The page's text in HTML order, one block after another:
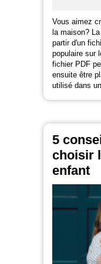
Vous aimez
la maison?
partir d'un
populaire sur
fichier PDF
ensuite être
utilisé dans
5
choisir
enfant